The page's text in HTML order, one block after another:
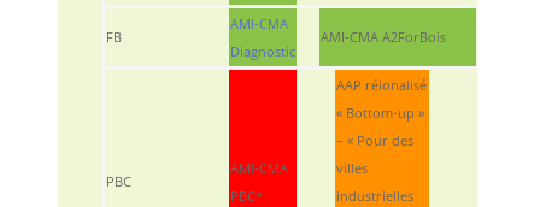
FB
AMI-CMA
Diagnostic
AMI-CMA A2ForBois
PBC
AMI-CMA
PBC*
AAP réionalisé
« Bottom-up »
– « Pour des
villes
industrielles